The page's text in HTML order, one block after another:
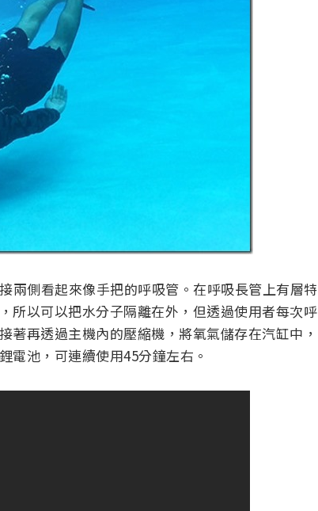
側看起來像手把的呼吸管。在呼吸長管上有層特
所以可以把水分子隔離在外，但透過使用者每次呼
著再透過主機內的壓縮機，將氧氣儲存在汽缸中，
電池，可連續使用45分鐘左右。